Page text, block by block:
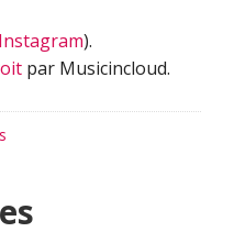
Instagram).
par Musicincloud.